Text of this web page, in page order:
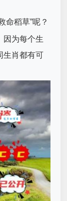
命稻草”呢？
因为每个生
生肖都有可